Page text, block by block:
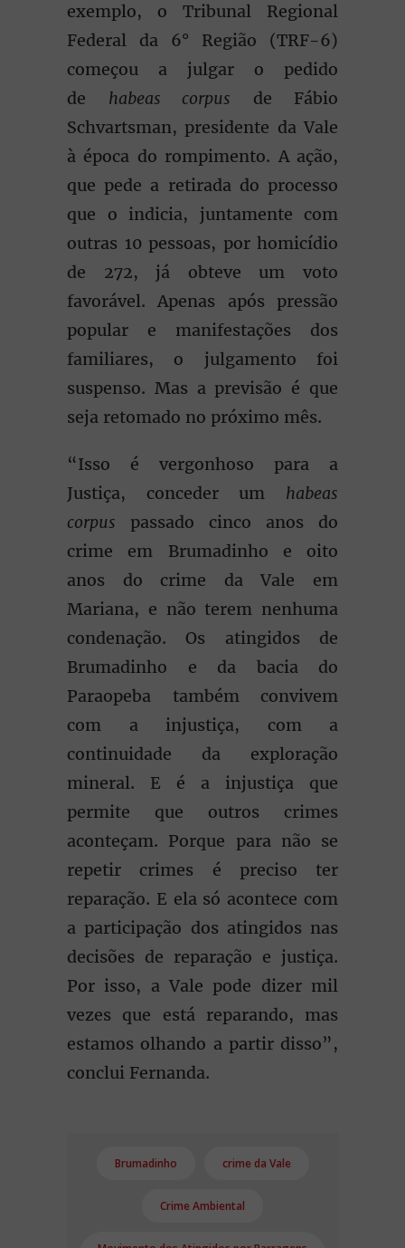
exemplo, o Tribunal Regional
Federal da 6° Região (TRF-6)
começou a julgar o pedido
de habeas corpus de Fábio
Schvartsman, presidente da Vale
à época do rompimento. A ação,
que pede a retirada do processo
que o indicia, juntamente com
outras 10 pessoas, por homicídio
de 272, já obteve um voto
favorável. Apenas após pressão
popular e manifestações dos
familiares, o julgamento foi
suspenso. Mas a previsão é que
seja retomado no próximo mês.
“Isso é vergonhoso para a
Justiça, conceder um habeas
corpus passado cinco anos do
crime em Brumadinho e oito
anos do crime da Vale em
Mariana, e não terem nenhuma
condenação. Os atingidos de
Brumadinho e da bacia do
Paraopeba também convivem
com a injustiça, com a
continuidade da exploração
mineral. E é a injustiça que
permite que outros crimes
aconteçam. Porque para não se
repetir crimes é preciso ter
reparação. E ela só acontece com
a participação dos atingidos nas
decisões de reparação e justiça.
Por isso, a Vale pode dizer mil
vezes que está reparando, mas
estamos olhando a partir disso”,
conclui Fernanda.
Brumadinho crime da Vale
Crime Ambiental